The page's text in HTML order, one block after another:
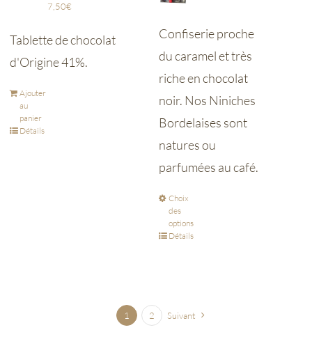
7,50€
Tablette de chocolat
d'Origine 41%.
Ajouter
au
panier
Détails
Confiserie proche
du caramel et très
riche en chocolat
noir. Nos Niniches
Bordelaises sont
natures ou
parfumées au café.
Choix
des
options
Détails
1 2 Suivant